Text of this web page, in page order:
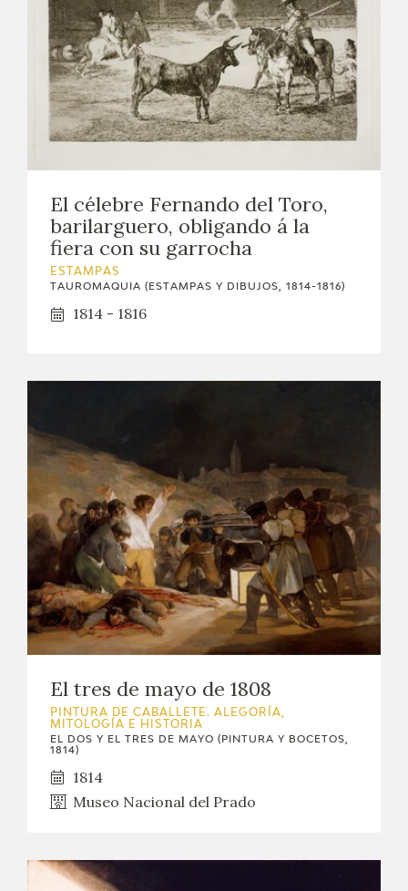
El célebre Fernando del Toro,
barilarguero, obligando á la
fiera con su garrocha
ESTAMPAS
TAUROMAQUIA (ESTAMPAS Y DIBUJOS, 1814-1816)
1814 - 1816
El tres de mayo de 1808
PINTURA DE CABALLETE. ALEGORÍA,
MITOLOGÍA E HISTORIA
EL DOS Y EL TRES DE MAYO (PINTURA Y BOCETOS,
1814)
1814
Museo Nacional del Prado